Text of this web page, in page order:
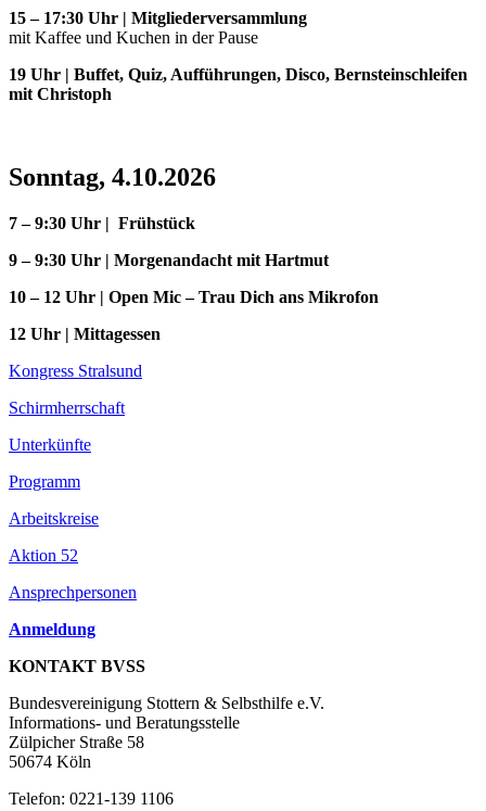
15 – 17:30 Uhr | Mitgliederversammlung
mit Kaffee und Kuchen in der Pause
19 Uhr | Buffet, Quiz, Aufführungen, Disco, Bernsteinschleifen
mit Christoph
Sonntag, 4.10.2026
7 – 9:30 Uhr | Frühstück
9 – 9:30 Uhr | Morgenandacht mit Hartmut
10 – 12 Uhr | Open Mic – Trau Dich ans Mikrofon
12 Uhr | Mittagessen
Kongress Stralsund
Schirmherrschaft
Unterkünfte
Programm
Arbeitskreise
Aktion 52
Ansprechpersonen
Anmeldung
KONTAKT BVSS
Bundesvereinigung Stottern & Selbsthilfe e.V.
Informations- und Beratungsstelle
Zülpicher Straße 58
50674 Köln
Telefon: 0221-139 1106